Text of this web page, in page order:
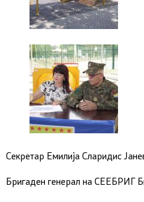
Секретар Емилија Сларидис
Бригаден генерал на СЕЕБРИГ